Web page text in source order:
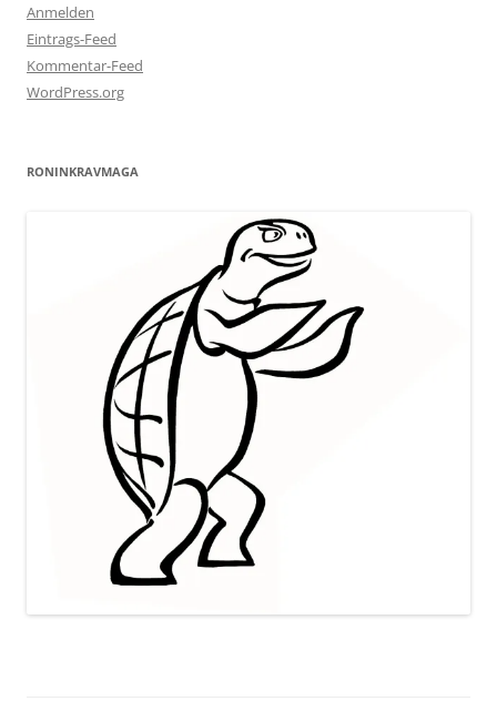
Anmelden
Eintrags-Feed
Kommentar-Feed
WordPress.org
RONINKRAVMAGA